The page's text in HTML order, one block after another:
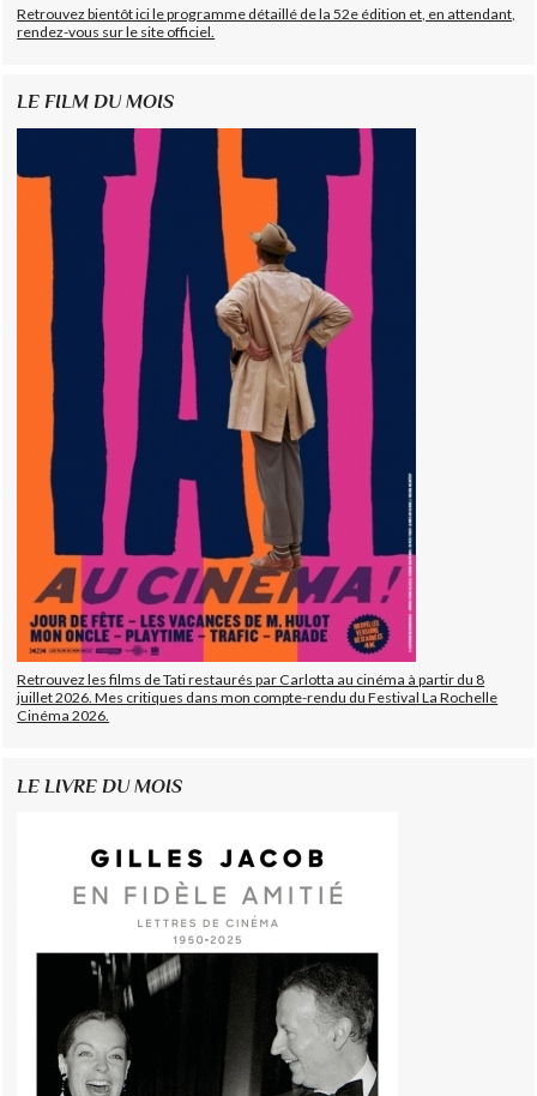
Retrouvez bientôt ici le programme détaillé de la 52e édition et, en attendant,
rendez-vous sur le site officiel.
LE FILM DU MOIS
Retrouvez les films de Tati restaurés par Carlotta au cinéma à partir du 8
juillet 2026. Mes critiques dans mon compte-rendu du Festival La Rochelle
Cinéma 2026.
LE LIVRE DU MOIS